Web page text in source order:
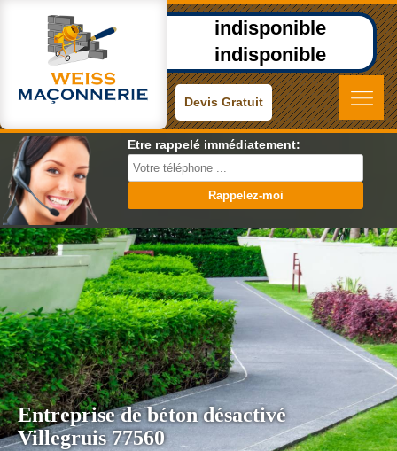
indisponible
indisponible
Devis Gratuit
Etre rappelé immédiatement:
Entreprise de béton désactivé
Villegruis 77560